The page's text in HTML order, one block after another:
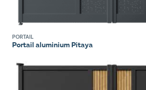
PORTAIL
Portail aluminium Pitaya